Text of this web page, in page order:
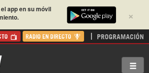
×
app en su móvil
RADIO EN DIRECTO PROGRAMACIÓN